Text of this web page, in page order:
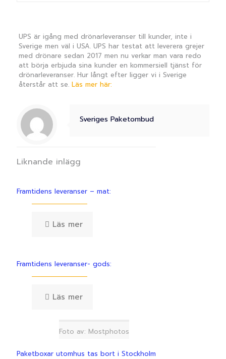
UPS är igång med drönarleveranser till kunder, inte i
Sverige men väl i USA. UPS har testat att leverera grejer
med drönare sedan 2017 men nu verkar man vara redo
att börja erbjuda sina kunder en kommersiell tjänst för
drönarleveranser. Hur långt efter ligger vi i Sverige
återstår att se. Läs mer här:
Sveriges Paketombud
Liknande inlägg
Framtidens leveranser – mat:
Läs mer
Framtidens leveranser- gods:
Läs mer
Foto av: Mostphotos
Paketboxar utomhus tas bort i Stockholm